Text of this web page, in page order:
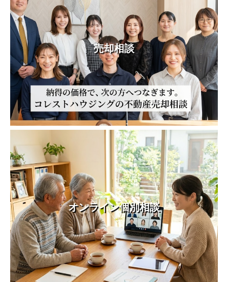
売却相談
オンライン個別相談